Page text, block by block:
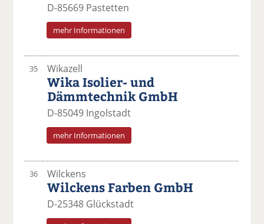
D-85669 Pastetten
mehr Informationen
35 Wikazell
Wika Isolier- und
Dämmtechnik GmbH
D-85049 Ingolstadt
mehr Informationen
36 Wilckens
Wilckens Farben GmbH
D-25348 Glückstadt